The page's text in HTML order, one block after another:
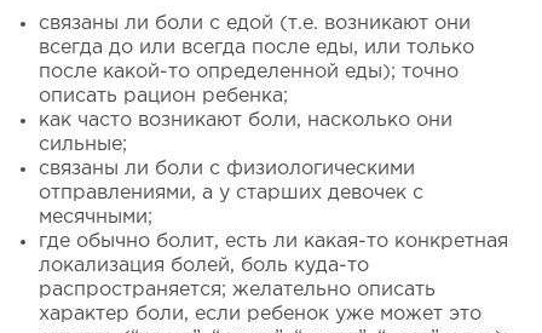
связаны ли боли с едой (т.е. возникают они
всегда до или всегда после еды, или только
после какой-то определенной еды); точно
описать рацион ребенка;
как часто возникают боли, насколько они
сильные;
связаны ли боли с физиологическими
отправлениями, а у старших девочек с
месячными;
где обычно болит, есть ли какая-то конкретная
локализация болей, боль куда-то
распространяется; желательно описать
характер боли, если ребенок уже может это